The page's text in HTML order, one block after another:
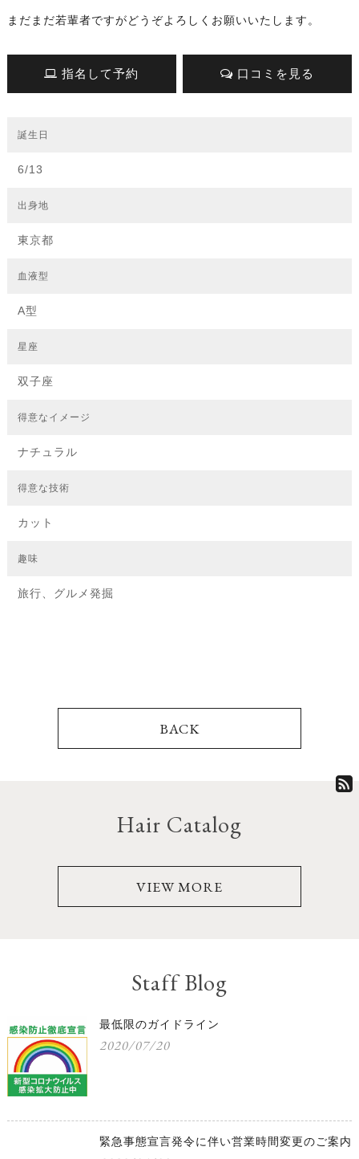
まだまだ若輩者ですがどうぞよろしくお願いいたします。
指名して予約 口コミを見る
誕生日
6/13
出身地
東京都
血液型
A型
星座
双子座
得意なイメージ
ナチュラル
得意な技術
カット
趣味
旅行、グルメ発掘
BACK
Hair Catalog
VIEW MORE
Staff Blog
最低限のガイドライン
2020/07/20
緊急事態宣言発令に伴い営業時間変更のご案内